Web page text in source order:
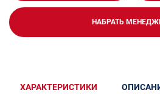
НАБРАТЬ
ХАРАКТЕРИСТИКИ